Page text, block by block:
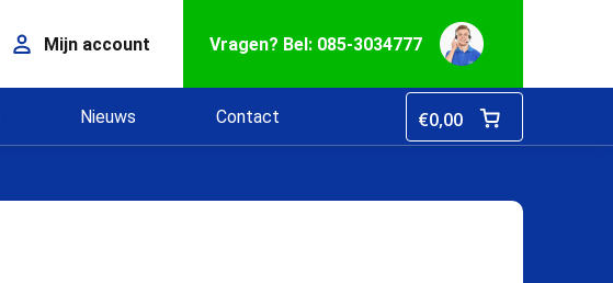
Mijn account Vragen? Bel: 085-3034777
Nieuws Contact €0,00